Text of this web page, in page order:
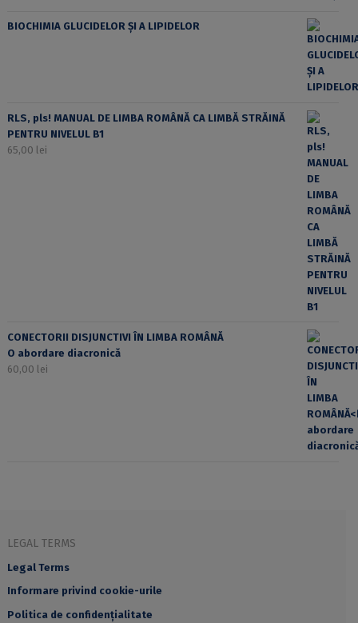
BIOCHIMIA GLUCIDELOR ȘI A LIPIDELOR
RLS, pls! MANUAL DE LIMBA ROMÂNĂ CA LIMBĂ STRĂINĂ
PENTRU NIVELUL B1
65,00 lei
CONECTORII DISJUNCTIVI ÎN LIMBA ROMÂNĂ
O abordare diacronică
60,00 lei
LEGAL TERMS
Legal Terms
Informare privind cookie-urile
Politica de confidențialitate